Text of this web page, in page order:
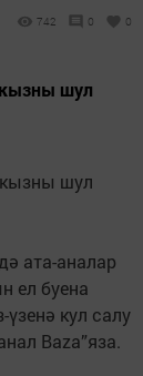
742 0 0
кызны шул
кызны шул
ата-аналар
ел буена
кул салу
Baza”яза.